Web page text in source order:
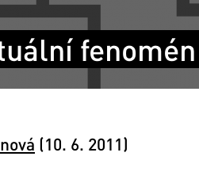
fenomén
(10. 6. 2011)